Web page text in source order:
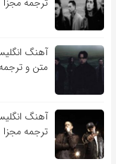
متن و
ترجمه مجزا